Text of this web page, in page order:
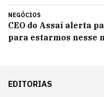
NEGÓCIOS
CEO do Assaí alerta
para estarmos nesse
EDITORIAS